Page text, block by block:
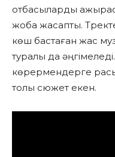
отбасыларды
жоба жасапты.
көш бастаған жас
туралы да
көрермендерге
толы сюжет екен.